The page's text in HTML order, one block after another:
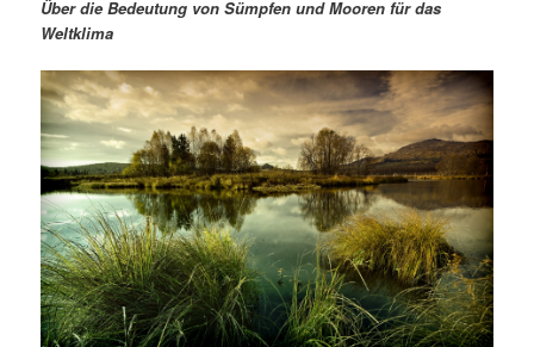
r
e
n
I
n
d
ä
r
e
n
n
a
g
a
t
i
o
n
Über die Bedeutung von Sümpfen und Mooren für das
Weltklima